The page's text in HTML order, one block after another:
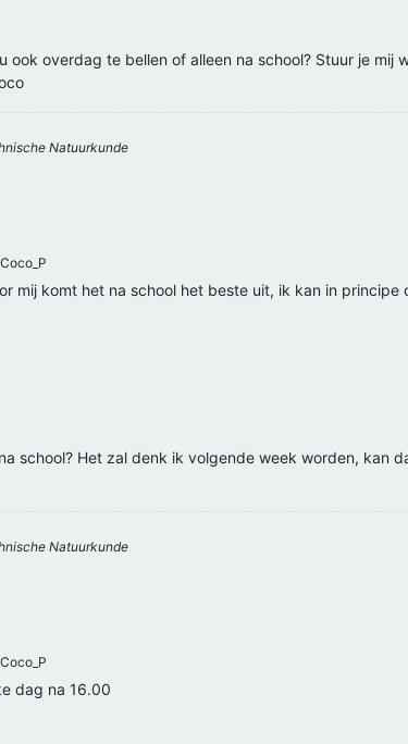
ook overdag te bellen of alleen na school? Stuur je mij
Natuurkunde
mij komt het na school het beste uit, ik kan in
school? Het zal denk ik volgende week worden, kan
Natuurkunde
dag na 16.00